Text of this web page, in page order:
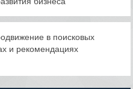
в поисковых
и рекомендациях